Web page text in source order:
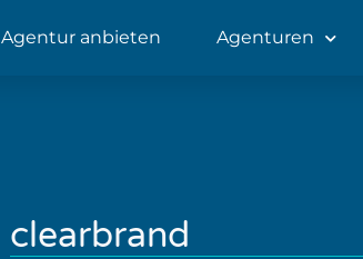
Agentur anbieten Agenturen
clearbrand